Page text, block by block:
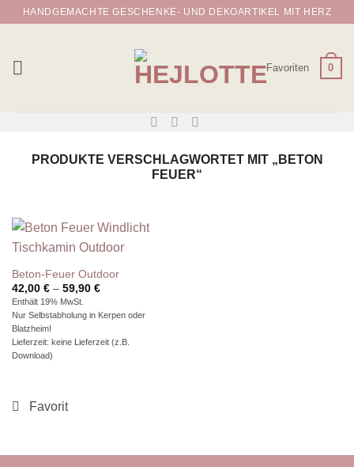
ZumHANDGEMACHTE GESCHENKE- UND DEKOARTIKEL MIT HERZ
Favoriten 0
PRODUKTE VERSCHLAGWORTET MIT „BETON
FEUER“
Beton-Feuer Outdoor
42,00 € – 59,90 €Preisspanne:
59,90 €
Enthält 19% MwSt.
Nur Selbstabholung in Kerpen oder
Blatzheim!
Lieferzeit: keine Lieferzeit (z.B.
Download)